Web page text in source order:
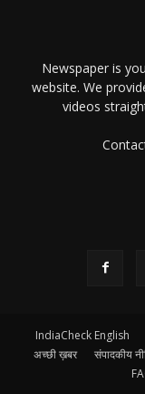
Newspaper is
website. We
videos
IndiaCheck English
अच्छी ख़बर
संपादकीय